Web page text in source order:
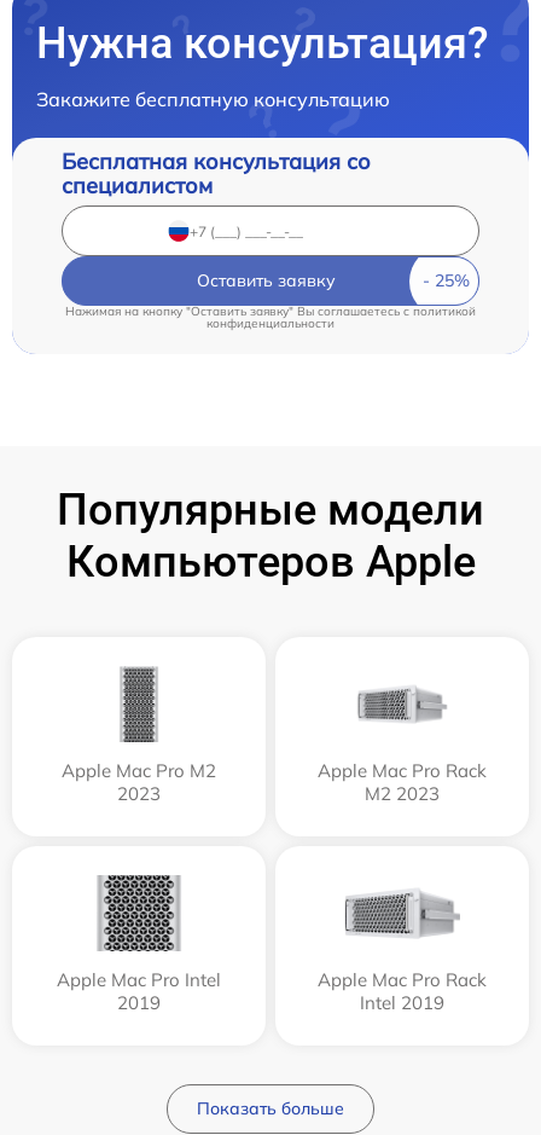
Нужна консультация?
Закажите бесплатную консультацию
Бесплатная консультация со
специалистом
Оставить заявку
Нажимая на кнопку "Оставить заявку" Вы соглашаетесь cполитикой
конфиденциальности
Популярные модели
Компьютеров Apple
Apple Mac Pro M2
2023
Apple Mac Pro Rack
M2 2023
Apple Mac Pro Intel
2019
Apple Mac Pro Rack
Intel 2019
Показать больше